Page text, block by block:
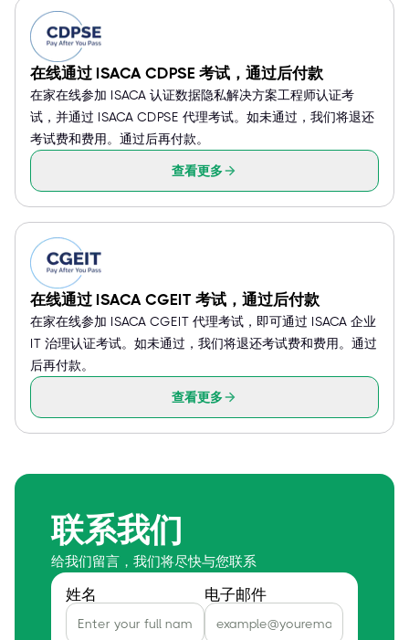
在线通过 ISACA CDPSE 考试，通过后付款
在家在线参加 ISACA 认证数据隐私解决方案工程师认证考
试，并通过 ISACA CDPSE 代理考试。如未通过，我们将退还
考试费和费用。通过后再付款。
查看更多
在线通过 ISACA CGEIT 考试，通过后付款
在家在线参加 ISACA CGEIT 代理考试，即可通过 ISACA 企业
IT 治理认证考试。如未通过，我们将退还考试费和费用。通过
后再付款。
查看更多
联系我们
给我们留言，我们将尽快与您联系
姓名 电子邮件